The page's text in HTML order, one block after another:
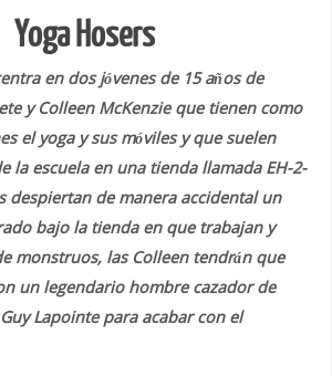
Yoga Hosers
en dos jóvenes de 15 años de
y Colleen McKenzie que tienen como
el yoga y sus móviles y que suelen
la escuela en una tienda llamada EH-2-
despiertan de manera accidental un
bajo la tienda en que trabajan y
monstruos, las Colleen tendrán que
un legendario hombre cazador de
Lapointe para acabar con el